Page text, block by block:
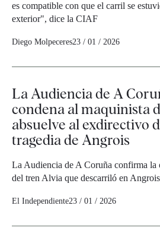
es compatible con que el carril se
exterior", dice la CIAF
Diego Molpeceres23 / 01 / 2026
La Audiencia de A
condena al maquinista
absuelve al exdirectivo
tragedia de Angrois
La Audiencia de A Coruña confirma la
del tren Alvia que descarriló en
El Independiente23 / 01 / 2026